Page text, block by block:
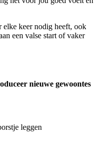
elke keer nodig heeft, ook
een valse start of vaker
nieuwe gewoontes
leggen